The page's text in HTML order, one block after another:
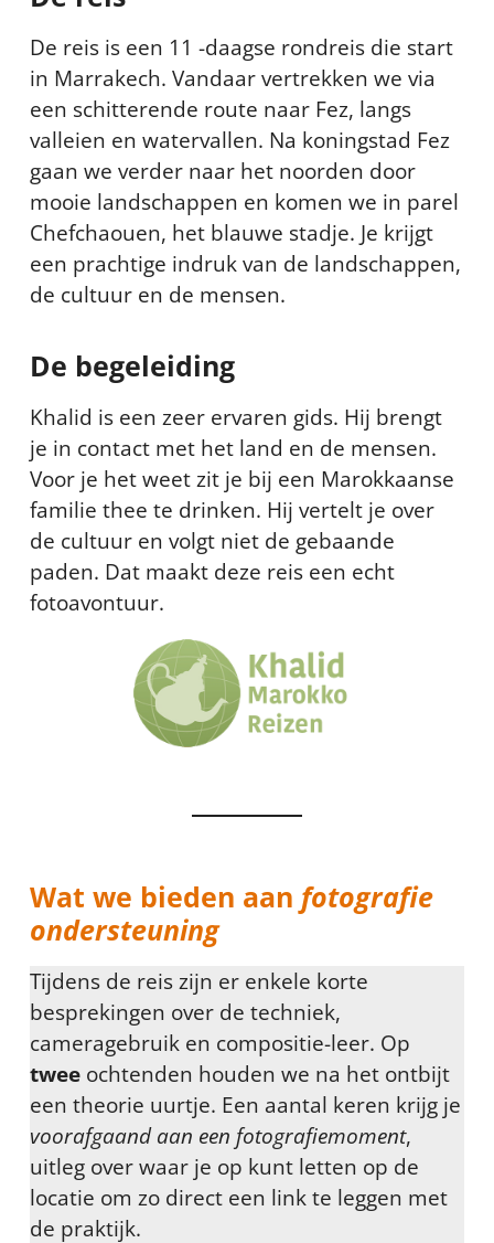
De reis is een 11 -daagse rondreis die start
in Marrakech. Vandaar vertrekken we via
een schitterende route naar Fez, langs
valleien en watervallen. Na koningstad Fez
gaan we verder naar het noorden door
mooie landschappen en komen we in parel
Chefchaouen, het blauwe stadje. Je krijgt
een prachtige indruk van de landschappen,
de cultuur en de mensen.
De begeleiding
Khalid is een zeer ervaren gids. Hij brengt
je in contact met het land en de mensen.
Voor je het weet zit je bij een Marokkaanse
familie thee te drinken. Hij vertelt je over
de cultuur en volgt niet de gebaande
paden. Dat maakt deze reis een echt
fotoavontuur.
Wat we bieden aan fotografie
ondersteuning
Tijdens de reis zijn er enkele korte
besprekingen over de techniek,
cameragebruik en compositie-leer. Op
tweeochtenden houden we na het ontbijt
een theorie uurtje. Een aantal keren krijg je
voorafgaand aan een fotografiemoment,
uitleg over waar je op kunt letten op de
locatie om zo direct een link te leggen met
de praktijk.